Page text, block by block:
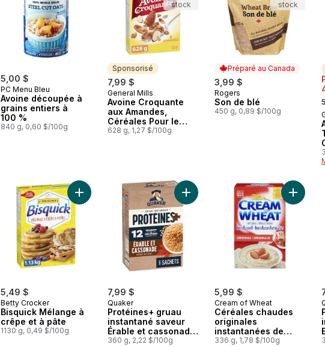
5,00 $
PC Menu Bleu
Avoine découpée à
grains entiers à
100 %
840 g, 0,60 $/100g
Sponsorisé
7,99 $
Sponsorisé
General Mills
Avoine Croquante
aux Amandes,
Céréales Pour le
Petit-Déjeuner Riche
628 g, 1,27 $/100g
stock
Préparé au Canada
3,99 $
Préparé au Canada
Rogers
Son de blé
450 g, 0,89 $/100g
stock
5,49 $
Betty Crocker
Bisquick Mélange à
crêpe et à pâte
1130 g, 0,49 $/100g
Ajouter Bisquick Mélange à crêpe et à pâte au panier
7,99 $
Quaker
Protéines+ gruau
instantané saveur
Érable et cassonade,
6 sachets
360 g, 2,22 $/100g
Ajouter Protéines+ gruau
5,99 $
Cream of Wheat
Céréales chaudes
originales
instantanées de
Cream of Wheat
336 g, 1,78 $/100g
Ajouter